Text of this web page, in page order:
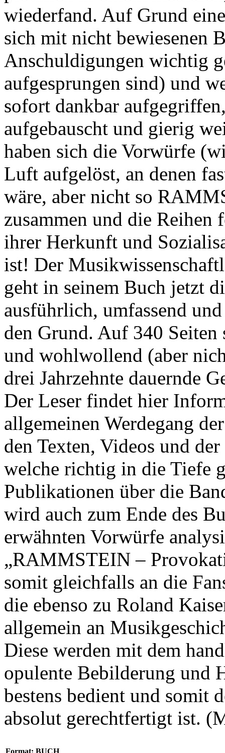
wiederfand. Auf Grund
sich mit nicht bewiesenen
Anschuldigungen wichtig
aufgesprungen sind) und
sofort dankbar
aufgebauscht und gierig
haben sich die Vorwürfe
Luft aufgelöst, an denen
wäre, aber nicht so
zusammen und die Reihen
ihrer Herkunft und
ist! Der
geht in seinem Buch jetzt
ausführlich, umfassend
den Grund. Auf 340
und wohlwollend (aber
drei Jahrzehnte dauernde
Der Leser findet hier
allgemeinen Werdegang
den Texten, Videos und
welche richtig in die Tiefe
Publikationen über die
wird auch zum Ende des
erwähnten Vorwürfe
„RAMMSTEIN –
somit gleichfalls an die
die ebenso zu Roland
allgemein an
Diese werden mit dem
opulente Bebilderung und
bestens bedient und somit
absolut gerechtfertigt ist.
Format: BUCH